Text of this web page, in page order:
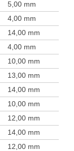
5,00 mm
4,00 mm
14,00 mm
4,00 mm
10,00 mm
13,00 mm
14,00 mm
10,00 mm
12,00 mm
14,00 mm
12,00 mm